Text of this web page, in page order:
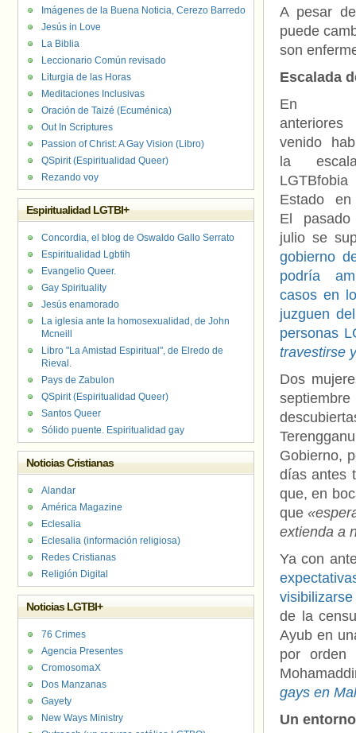
A pesar
puede
son
Escalada
En
venido
la
Estado en
El
julio se
gobierno
podría
casos en
juzguen
personas
travestirse
Dos
Gobierno,
días antes
que, en
que
extienda a
Ya con
de la
Ayub en
por orden
gays en
Un
Imágenes de la Buena Noticia, Cerezo Barredo
Jesús in Love
La Biblia
Leccionario Común revisado
Liturgia de las Horas
Meditaciones Inclusivas
Oración de Taizé (Ecuménica)
Out In Scriptures
Passion of Christ: A Gay Vision (Libro)
QSpirit (Espiritualidad Queer)
Rezando voy
Espiritualidad LGTBI+
Concordia, el blog de Oswaldo Gallo Serrato
Espiritualidad Lgbtih
Evangelio Queer.
Gay Spirituality
Jesús enamorado
La iglesia ante la homosexualidad, de John
Mcneill
Libro "La Amistad Espiritual", de Elredo de
Rieval.
Pays de Zabulon
QSpirit (Espiritualidad Queer)
Santos Queer
Sólido puente. Espiritualidad gay
Noticias Cristianas
Alandar
América Magazine
Eclesalia
Eclesalia (información religiosa)
Redes Cristianas
Religión Digital
Noticias LGTBI+
76 Crimes
Agencia Presentes
CromosomaX
Dos Manzanas
Gayety
New Ways Ministry